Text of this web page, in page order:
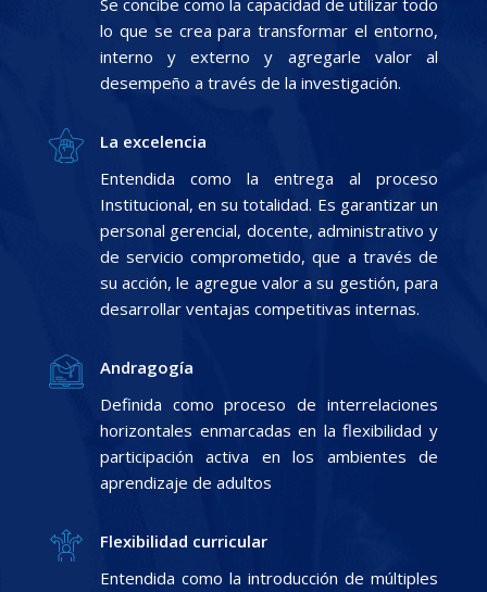
Se concibe como la capacidad de utilizar todo
lo que se crea para transformar el entorno,
interno y externo y agregarle valor al
desempeño a través de la investigación.
La excelencia
Entendida como la entrega al proceso
Institucional, en su totalidad. Es garantizar un
personal gerencial, docente, administrativo y
de servicio comprometido, que a través de
su acción, le agregue valor a su gestión, para
desarrollar ventajas competitivas internas.
Andragogía
Definida como proceso de interrelaciones
horizontales enmarcadas en la flexibilidad y
participación activa en los ambientes de
aprendizaje de adultos
Flexibilidad curricular
Entendida como la introducción de múltiples